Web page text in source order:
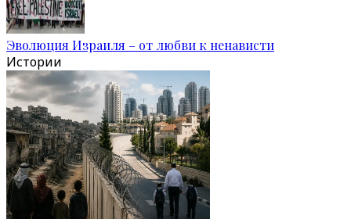
Эволюция Израиля – от любви к ненависти
Истории